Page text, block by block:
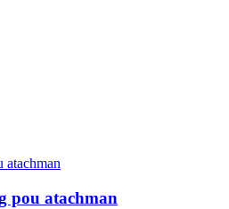
pou atachman